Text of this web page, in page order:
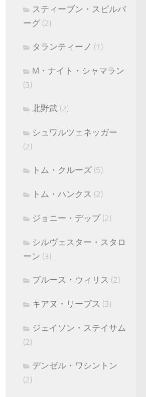
スティーブン・スピルバ
ーグ (2)
タランティーノ (1)
M・ナイト・シャマラン
(3)
北野武 (2)
シュワルツェネッガー
(2)
トム・クルーズ (5)
トム・ハンクス (2)
ジョニー・デップ(2)
シルヴェスター・スタロ
ーン (3)
ブルース・ウィリス (2)
キアヌ・リーブス (3)
ジェイソン・ステイサム
(2)
デンゼル・ワシントン
(2)